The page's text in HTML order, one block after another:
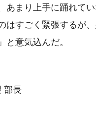
あまり上手に踊れて
はすごく緊張するが
と意気込んだ。
部長